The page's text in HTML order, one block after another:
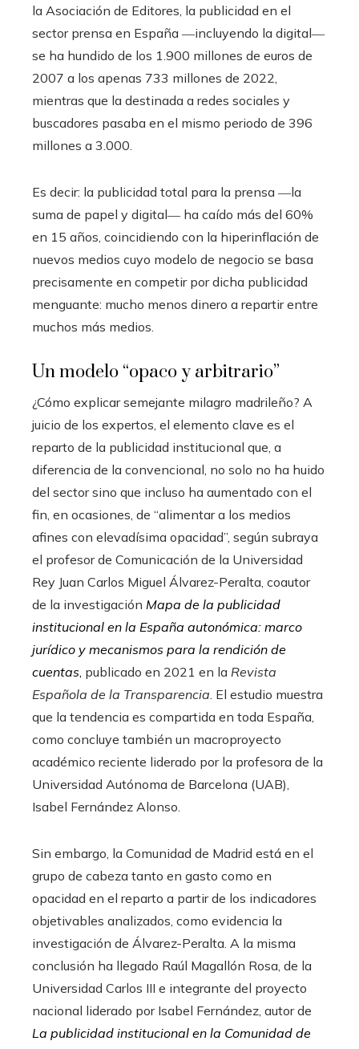
la Asociación de Editores, la publicidad en el
sector prensa en España ―incluyendo la digital―
se ha hundido de los 1.900 millones de euros de
2007 a los apenas 733 millones de 2022,
mientras que la destinada a redes sociales y
buscadores pasaba en el mismo periodo de 396
millones a 3.000.
Es decir: la publicidad total para la prensa ―la
suma de papel y digital― ha caído más del 60%
en 15 años, coincidiendo con la hiperinflación de
nuevos medios cuyo modelo de negocio se basa
precisamente en competir por dicha publicidad
menguante: mucho menos dinero a repartir entre
muchos más medios.
Un modelo “opaco y arbitrario”
¿Cómo explicar semejante milagro madrileño? A
juicio de los expertos, el elemento clave es el
reparto de la publicidad institucional que, a
diferencia de la convencional, no solo no ha huido
del sector sino que incluso ha aumentado con el
fin, en ocasiones, de “alimentar a los medios
afines con elevadísima opacidad”, según subraya
el profesor de Comunicación de la Universidad
Rey Juan Carlos Miguel Álvarez-Peralta, coautor
de la investigación Mapa de la publicidad
institucional en la España autonómica: marco
jurídico y mecanismos para la rendición de
cuentas publicado en 2021 en la Revista
Española de la Transparencia . El estudio muestra
que la tendencia es compartida en toda España,
como concluye también un macroproyecto
académico reciente liderado por la profesora de la
Universidad Autónoma de Barcelona (UAB),
Isabel Fernández Alonso.
Sin embargo, la Comunidad de Madrid está en el
grupo de cabeza tanto en gasto como en
opacidad en el reparto a partir de los indicadores
objetivables analizados, como evidencia la
investigación de Álvarez-Peralta. A la misma
conclusión ha llegado Raúl Magallón Rosa, de la
Universidad Carlos III e integrante del proyecto
nacional liderado por Isabel Fernández, autor de
La publicidad institucional en la Comunidad de